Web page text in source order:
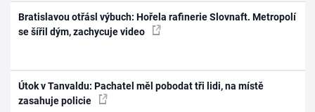
Bratislavou otřásl výbuch: Hořela rafinerie Slovnaft. Metropolí
se šířil dým, zachycuje video
Útok v Tanvaldu: Pachatel měl pobodat tři lidi, na místě
zasahuje policie